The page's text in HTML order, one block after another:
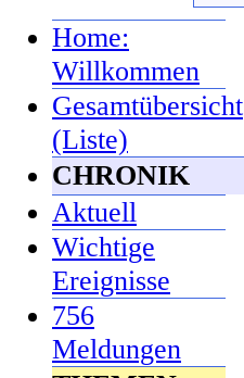
Home:
Willkommen
Gesamtübersicht
(Liste)
CHRONIK
Aktuell
Wichtige
Ereignisse
756
Meldungen